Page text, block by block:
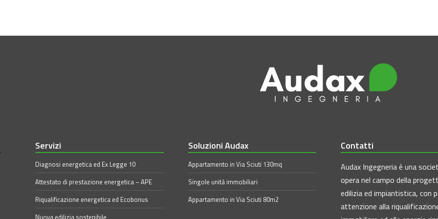
Servizi
Diagnosi energetica ed Ex Legge 10
Attestato di prestazione energetica – APE
Riqualificazione energetica ed Ecobonus
Nuova edilizia sostenibile
Soluzioni Audax
Appartamento in Via Sciuti 130mq
Singole unità immobiliari
Appartamento in Via Sciuti 80m2
Contatti
Audax Ingegneria è una
opera nel campo della
edilizia ed impiantistica, con
attenzione alla